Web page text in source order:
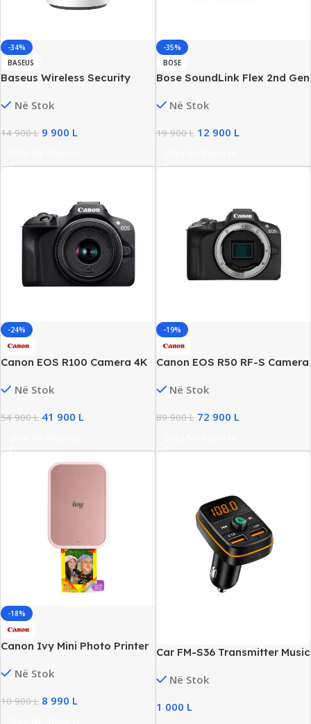
-34%
BASEUS
Baseus Wireless Security
Camera, 270 Days Battery
Në Stok
14 900L 9 900 L
-35%
BOSE
Bose SoundLink Flex 2nd Gen
NewNë Stok
19 900L 12 900 L
-24%
Canon EOS R100 Camera 4K
Në Stok
54 900L 41 900 L
-19%
Canon EOS R50 RF-S Camera
Në Stok
89 900L 72 900 L
-18%
Canon Ivy Mini Photo Printer
Në Stok
10 900L 8 990 L
Car FM-S36 Transmitter Music
USB, Fast Charging
Në Stok
1 000 L